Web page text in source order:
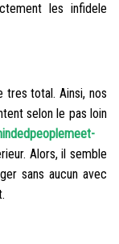
les infidele
tres total. Ainsi, nos
selon le pas loin
Alors, il semble
sans aucun avec